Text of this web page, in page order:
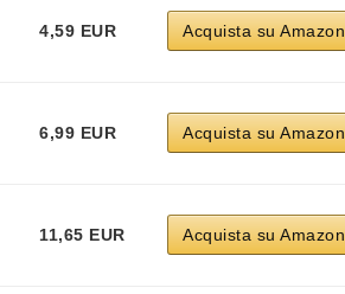
4,59 EUR Acquista su Amazon
6,99 EUR Acquista su Amazon
11,65 EUR Acquista su Amazon